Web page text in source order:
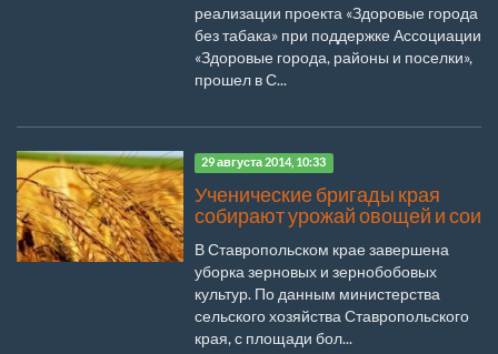
реализации проекта «Здоровые города
без табака» при поддержке Ассоциации
«Здоровые города, районы и поселки»,
прошел в С...
29 августа 2014, 10:33
Ученические бригады края
собирают урожай овощей и сои
В Ставропольском крае завершена
уборка зерновых и зернобобовых
культур. По данным министерства
сельского хозяйства Ставропольского
края, с площади бол...